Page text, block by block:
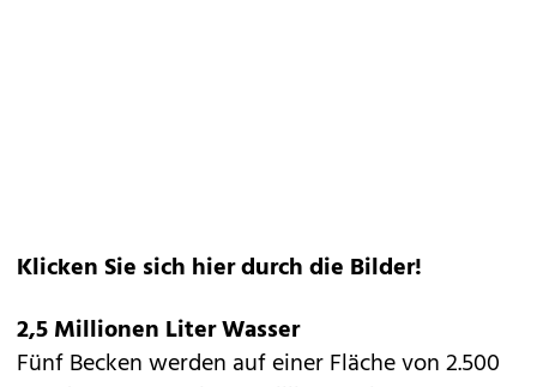
Klicken Sie sich hier durch die Bilder!
2,5 Millionen Liter Wasser
Fünf Becken werden auf einer Fläche von 2.500